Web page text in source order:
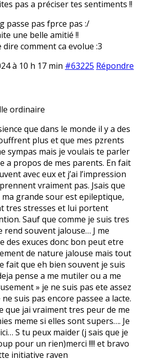
pas a préciser tes sentiments !!
passe pas fprce pas :/
une belle amitié !!
dire comment ca evolue :3
à 10 h 17 min #63225 Répondre
ordinaire
que dans le monde il y a des
plus et que mes pzrents
sympas mais je voulais te parler
a propos de mes parents. En fait
avec eux et j’ai l’impression
vraiment pas. Jsais que
grande sour est epileptique,
tres stresses et lui portent
Sauf que comme je suis tres
rend souvent jalouse… J me
des exuces donc bon peut etre
de nature jalouse mais tout
fait que eh bien souvent je suis
pense a me mutiler ou a me
» je ne suis pas ete assez
suis pas encore passee a lacte.
que jai vraiment tres peur de me
meme si elles sont supers…. Je
S tu peux maider (j sais que je
pour un rien)merci !!!! et bravo
initiative raven